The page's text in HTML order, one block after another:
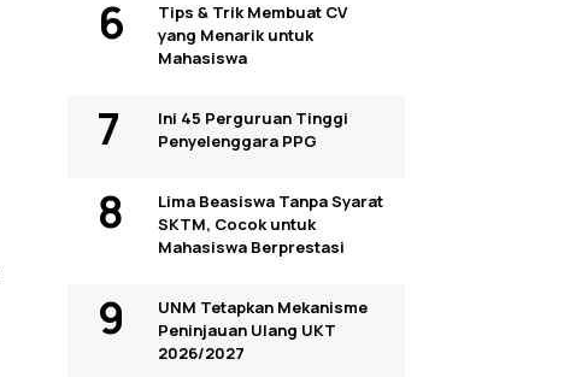
Tips & Trik Membuat CV
yang Menarik untuk
Mahasiswa
Ini 45 Perguruan Tinggi
Penyelenggara PPG
Lima Beasiswa Tanpa Syarat
SKTM, Cocok untuk
Mahasiswa Berprestasi
UNM Tetapkan Mekanisme
Peninjauan Ulang UKT
2026/2027